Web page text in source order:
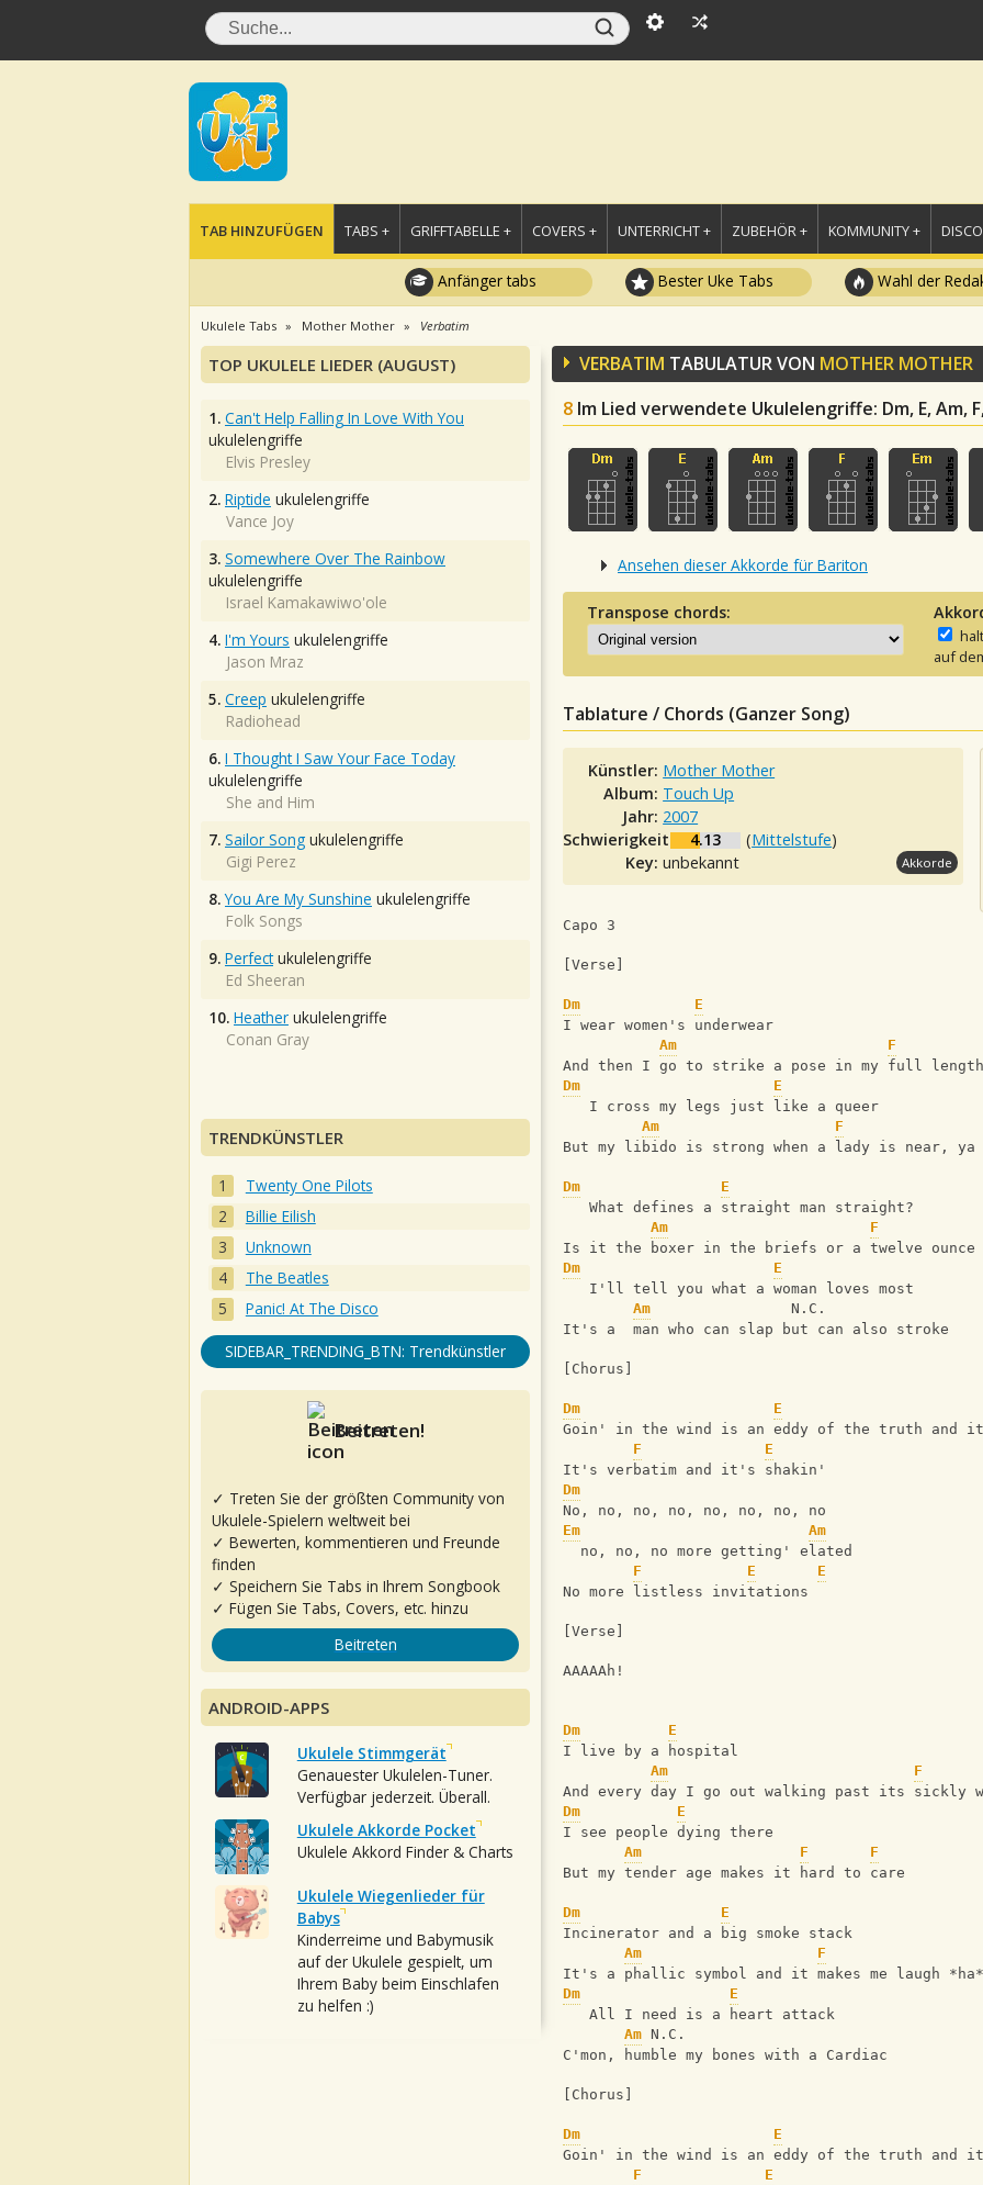
TAB HINZUFÜGEN TABS + GRIFFTABELLE + COVERS + UNTERRICHT + ZUBEHÖR + KOMMUNITY +
Anfänger tabs Bester Uke Tabs Wahl der
Ukulele Tabs Mother Mother Verbatim
VERBATIM TABULATUR VON MOTHER MOTHER
8 Im Lied verwendete Ukulelengriffe: Dm, E, Am,
Ansehen dieser Akkorde für Bariton
Transpose chords:
auf
Tablature / Chords (Ganzer Song)
Künstler: Mother Mother
Album: Touch Up
Jahr: 2007
Schwierigkeit:
4.13 (Mittelstufe)
Key:unbekannt Akkorde
Capo 3
[Verse]
Dm
E
I wear women's underwear
Am
F
And then I go to strike a pose in my full
Dm
E
   I cross my legs just like a queer
Am
F
But my libido is strong when a lady is near, ya
Dm
E
   What defines a straight man straight?
Am
F
Is it the boxer in the briefs or a twelve ounce
Dm
E
   I'll tell you what a woman loves most
Am
                N.C.
It's a  man who can slap but can also stroke
[Chorus]
Dm E
Goin' in the wind is an eddy of the truth and
F
E
It's verbatim and it's shakin'
Dm
No, no, no, no, no, no, no, no
Em
Am
  no, no, no more getting' elated
F
E
E
No more listless invitations
[Verse]
AAAAAh!
Dm
E
I live by a hospital
Am
F
And every day I go out walking past its sickly
Dm
E
I see people dying there
Am
F
F
But my tender age makes it hard to care
Dm
E
Incinerator and a big smoke stack
Am
F
It's a phallic symbol and it makes me laugh *ha*
Dm
E
   All I need is a heart attack
Am N.C.
C'mon, humble my bones with a Cardiac
[Chorus]
Dm E
Goin' in the wind is an eddy of the truth and
F
E
TOP UKULELE LIEDER (AUGUST)
1. Can't Help Falling In Love With You
ukulelengriffe
Elvis Presley
2. Riptide ukulelengriffe
Vance Joy
3. Somewhere Over The Rainbow
ukulelengriffe
Israel Kamakawiwo'ole
4. I'm Yours ukulelengriffe
Jason Mraz
5. Creep ukulelengriffe
Radiohead
6. I Thought I Saw Your Face Today
ukulelengriffe
She and Him
7. Sailor Song ukulelengriffe
Gigi Perez
8. You Are My Sunshine ukulelengriffe
Folk Songs
9. Perfectukulelengriffe
Ed Sheeran
10. Heather ukulelengriffe
Conan Gray
TRENDKÜNSTLER
Twenty One Pilots
Billie Eilish
Unknown
The Beatles
Panic! At The Disco
SIDEBAR_TRENDING_BTN: Trendkünstler
Beitreten!
✓ Treten Sie der größten Community von
Ukulele-Spielern weltweit bei
✓ Bewerten, kommentieren und Freunde
finden
✓ Speichern Sie Tabs in Ihrem Songbook
✓ Fügen Sie Tabs, Covers, etc. hinzu
Beitreten
ANDROID-APPS
Ukulele Stimmgerät
Genauester Ukulelen-Tuner.
Verfügbar jederzeit. Überall.
Ukulele Akkorde Pocket
Ukulele Akkord Finder & Charts
Ukulele Wiegenlieder für
Babys
Kinderreime und Babymusik
auf der Ukulele gespielt, um
Ihrem Baby beim Einschlafen
zu helfen :)